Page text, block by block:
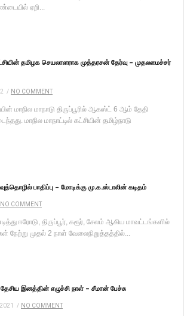
ஏறி...
தமிழக செயலாளராக முத்தரசன் தேர்வு – முதலமைச்சர்
/ NO COMMENT
மாநில மாநாடு திருப்பூரில் ஆகஸ்ட் 6 ஆம் தேதி
மாநில மாநாட்டில் கட்சியின் தமிழ்நாடு
பாதிப்பு – மோடிக்கு மு.க.ஸ்டாலின் கடிதம்
NO COMMENT
ஈரோடு, திருப்பூர், கரூர், சேலம் ஆகிய மாவட்டங்களில்
நேற்று முதல் 2 நாள் வேலைநிறுத்தத்தில்...
இனத்தின் எழுச்சி நாள் – சீமான் பேச்சு
/ NO COMMENT